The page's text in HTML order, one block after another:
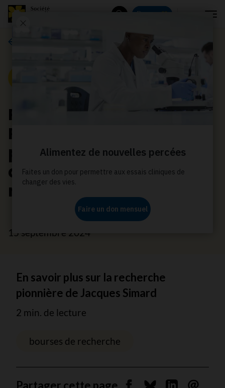
Donnez
Prix d’excellence 2023 :
Révolutionner la
prévention et la
détection du cancer au
moyen de la génétique
15 septembre 2024
En savoir plus sur la recherche
pionnière de Jacques Simard
2 min. de lecture
bourses de recherche
Partager cette page